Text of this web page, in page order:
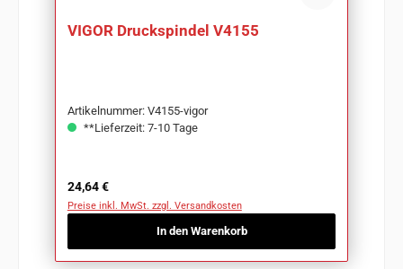
VIGOR Druckspindel V4155
Artikelnummer: V4155-vigor
**Lieferzeit: 7-10 Tage
Regulärer Preis:
24,64 €
Preise inkl. MwSt. zzgl. Versandkosten
In den Warenkorb